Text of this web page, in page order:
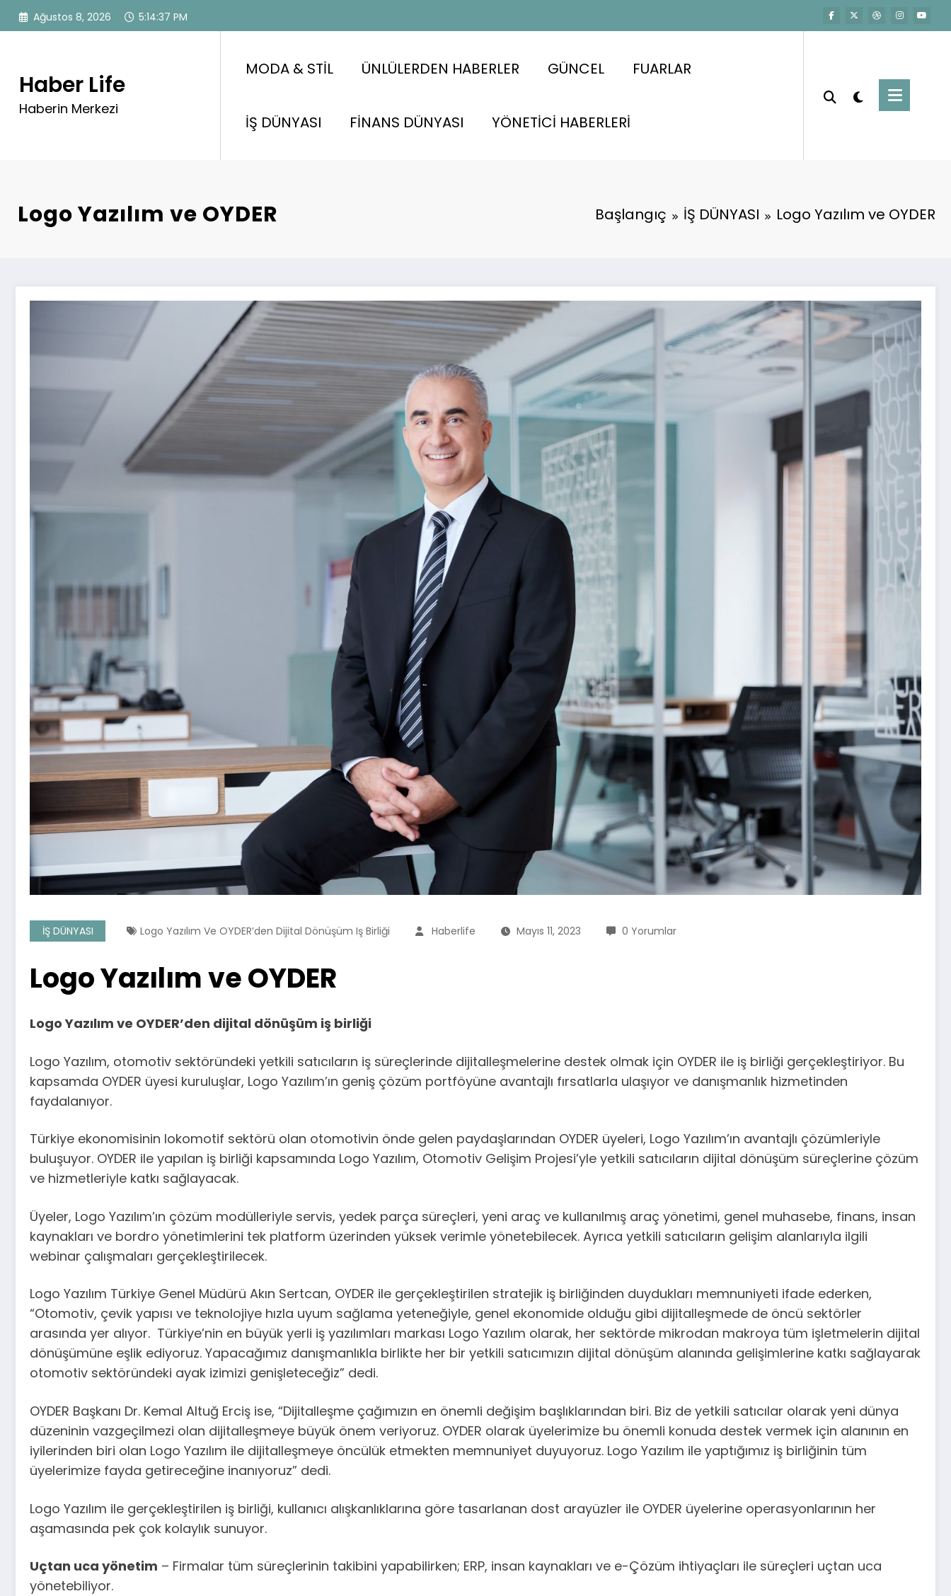
İçeriğe
atla
Ağustos 8, 2026 5:14:38 PM
Haber Life
Haberin Merkezi
MODA & STİL ÜNLÜLERDEN HABERLER GÜNCEL FUARLAR
İŞ DÜNYASI FİNANS DÜNYASI YÖNETİCİ HABERLERİ
Logo Yazılım ve OYDER Başlangıç İŞ DÜNYASI Logo Yazılım ve OYDER
İŞ DÜNYASI Logo Yazılım Ve OYDER’den Dijital Dönüşüm Iş Birliği Haberlife Mayıs 11, 2023 0 Yorumlar
Logo Yazılım ve OYDER
Logo Yazılım ve OYDER’den dijital dönüşüm iş birliği
Logo Yazılım, otomotiv sektöründeki yetkili satıcıların iş süreçlerinde dijitalleşmelerine destek olmak için OYDER ile iş birliği gerçekleştiriyor. Bu
kapsamda OYDER üyesi kuruluşlar, Logo Yazılım’ın geniş çözüm portföyüne avantajlı fırsatlarla ulaşıyor ve danışmanlık hizmetinden
faydalanıyor.
Türkiye ekonomisinin lokomotif sektörü olan otomotivin önde gelen paydaşlarından OYDER üyeleri, Logo Yazılım’ın avantajlı çözümleriyle
buluşuyor. OYDER ile yapılan iş birliği kapsamında Logo Yazılım, Otomotiv Gelişim Projesi’yle yetkili satıcıların dijital dönüşüm süreçlerine çözüm
ve hizmetleriyle katkı sağlayacak.
Üyeler, Logo Yazılım’ın çözüm modülleriyle servis, yedek parça süreçleri, yeni araç ve kullanılmış araç yönetimi, genel muhasebe, finans, insan
kaynakları ve bordro yönetimlerini tek platform üzerinden yüksek verimle yönetebilecek. Ayrıca yetkili satıcıların gelişim alanlarıyla ilgili
webinar çalışmaları gerçekleştirilecek.
Logo Yazılım Türkiye Genel Müdürü Akın Sertcan, OYDER ile gerçekleştirilen stratejik iş birliğinden duydukları memnuniyeti ifade ederken,
“Otomotiv, çevik yapısı ve teknolojiye hızla uyum sağlama yeteneğiyle, genel ekonomide olduğu gibi dijitalleşmede de öncü sektörler
arasında yer alıyor. Türkiye’nin en büyük yerli iş yazılımları markası Logo Yazılım olarak, her sektörde mikrodan makroya tüm işletmelerin dijital
dönüşümüne eşlik ediyoruz. Yapacağımız danışmanlıkla birlikte her bir yetkili satıcımızın dijital dönüşüm alanında gelişimlerine katkı sağlayarak
otomotiv sektöründeki ayak izimizi genişleteceğiz” dedi.
OYDER Başkanı Dr. Kemal Altuğ Erciş ise, “Dijitalleşme çağımızın en önemli değişim başlıklarından biri. Biz de yetkili satıcılar olarak yeni dünya
düzeninin vazgeçilmezi olan dijitalleşmeye büyük önem veriyoruz. OYDER olarak üyelerimize bu önemli konuda destek vermek için alanının en
iyilerinden biri olan Logo Yazılım ile dijitalleşmeye öncülük etmekten memnuniyet duyuyoruz. Logo Yazılım ile yaptığımız iş birliğinin tüm
üyelerimize fayda getireceğine inanıyoruz” dedi.
Logo Yazılım ile gerçekleştirilen iş birliği, kullanıcı alışkanlıklarına göre tasarlanan dost arayüzler ile OYDER üyelerine operasyonlarının her
aşamasında pek çok kolaylık sunuyor.
Uçtan uca yönetim – Firmalar tüm süreçlerinin takibini yapabilirken; ERP, insan kaynakları ve e-Çözüm ihtiyaçları ile süreçleri uçtan uca
yönetebiliyor.